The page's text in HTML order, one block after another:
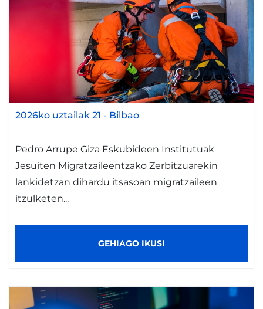
2026ko uztailak 21 - Bilbao
Pedro Arrupe Giza Eskubideen Institutuak
Jesuiten Migratzaileentzako Zerbitzuarekin
lankidetzan dihardu itsasoan migratzaileen
itzulketen...
GEHIAGO IKUSI